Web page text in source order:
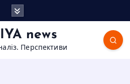
news
Перспективи